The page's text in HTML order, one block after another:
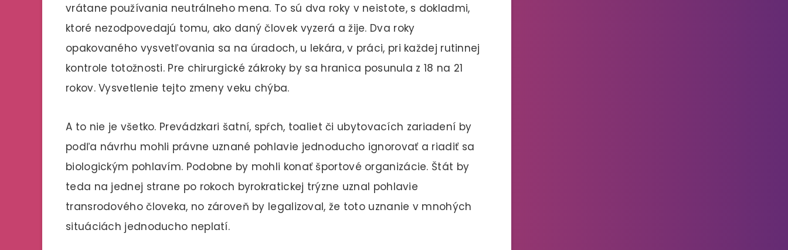
vrátane používania neutrálneho mena. To sú dva roky v neistote, s dokladmi,
ktoré nezodpovedajú tomu, ako daný človek vyzerá a žije. Dva roky
opakovaného vysvetľovania sa na úradoch, u lekára, v práci, pri každej rutinnej
kontrole totožnosti. Pre chirurgické zákroky by sa hranica posunula z 18 na 21
rokov. Vysvetlenie tejto zmeny veku chýba.
A to nie je všetko. Prevádzkari šatní, spŕch, toaliet či ubytovacích zariadení by
podľa návrhu mohli právne uznané pohlavie jednoducho ignorovať a riadiť sa
biologickým pohlavím. Podobne by mohli konať športové organizácie. Štát by
teda na jednej strane po rokoch byrokratickej trýzne uznal pohlavie
transrodového človeka, no zároveň by legalizoval, že toto uznanie v mnohých
situáciách jednoducho neplatí.